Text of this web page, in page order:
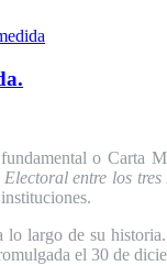
o Carta
entre los
lo largo de su
el 30 de